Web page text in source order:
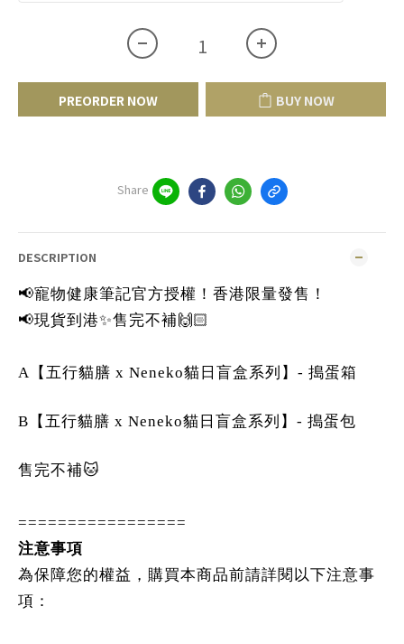
PREORDER NOW BUY NOW
Share
DESCRIPTION
📢寵物健康筆記官方授權！香港限量發售！
📢現貨到港✨售完不補🙌🏻
A【五行貓膳 x Neneko貓日盲盒系列】- 搗蛋箱
B【五行貓膳 x Neneko貓日盲盒系列】- 搗蛋包
售完不補🐱
=================
注意事項
為保障您的權益，購買本商品前請詳閱以下注意事
項：